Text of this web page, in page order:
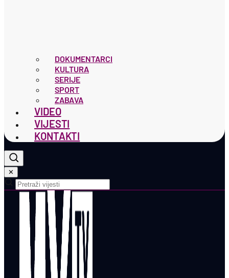
DOKUMENTARCI
KULTURA
SERIJE
SPORT
ZABAVA
VIDEO
VIJESTI
KONTAKTI
✕